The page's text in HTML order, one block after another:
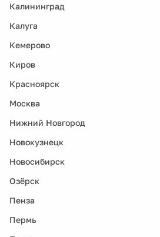
Калининград
Калуга
Кемерово
Киров
Красноярск
Москва
Нижний Новгород
Новокузнецк
Новосибирск
Озёрск
Пенза
Пермь